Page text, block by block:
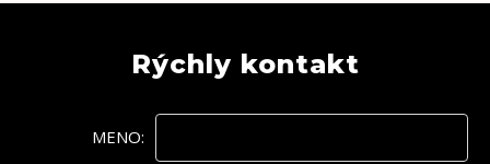
Rýchly kontakt
MENO: